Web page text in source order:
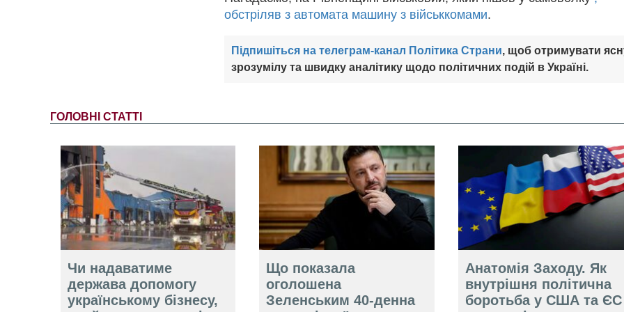
обстріляв з автомата машину з військкомами.
Підпишіться на телеграм-канал Політика Страни, щоб отримувати
зрозумілу та швидку аналітику щодо політичних подій в Україні.
ГОЛОВНІ СТАТТІ
Чи надаватиме
держава допомогу
українському бізнесу,
Що показала
оголошена
Зеленським 40-денна
Анатомія Заходу. Як
внутрішня політична
боротьба у США та ЄС